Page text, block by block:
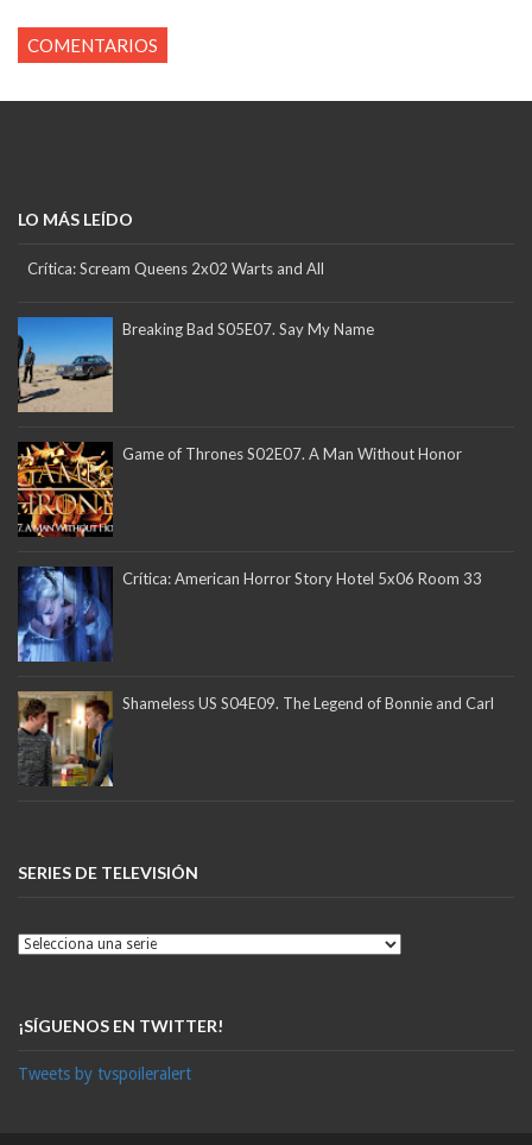
COMENTARIOS
LO MÁS LEÍDO
Crítica: Scream Queens 2x02 Warts and All
Breaking Bad S05E07. Say My Name
Game of Thrones S02E07. A Man Without Honor
Crítica: American Horror Story Hotel 5x06 Room 33
Shameless US S04E09. The Legend of Bonnie and Carl
SERIES DE TELEVISIÓN
¡SÍGUENOS EN TWITTER!
Tweets by tvspoileralert